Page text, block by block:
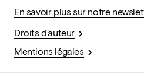
En savoir plus sur notre
Droits d'auteur
Mentions légales